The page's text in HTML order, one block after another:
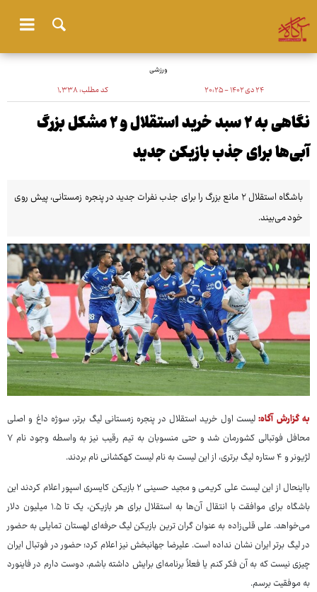
ورزشی
۲۴ دی ۱۴۰۲ - ۲۰:۲۵ کد مطلب:۱٬۳۳۸
نگاهی به ۲ سبد خرید استقلال و ۲ مشکل بزرگ
آبی‌ها برای جذب بازیکن جدید
باشگاه استقلال ۲ مانع بزرگ را برای جذب نفرات جدید در پنجره زمستانی، پیش روی
خود می‌بیند.
به گزارش آگاه:لیست اول خرید استقلال در پنجره زمستانی لیگ برتر، سوژه داغ و اصلی
محافل فوتبالی کشورمان شد و حتی منسوبان به تیم رقیب نیز به واسطه وجود نام ۷
لژیونر و ۴ ستاره لیگ برتری، از این لیست به نام لیست کهکشانی نام بردند.
بااینحال از این لیست علی کریمی و مجید حسینی ۲ بازیکن کایسری اسپور اعلام کردند این
باشگاه برای موافقت با انتقال آن‌ها به استقلال برای هر بازیکن، یک تا ۱.۵ میلیون دلار
می‌خواهد. علی قلی‌زاده به عنوان گران ترین بازیکن لیگ حرفه‌ای لهستان تمایلی به حضور
در لیگ برتر ایران نشان نداده است. علیرضا جهانبخش نیز اعلام کرد؛ حضور در فوتبال ایران
چیزی نیست که به آن فکر کنم یا فعلاً برنامه‌ای برایش داشته باشم، دوست دارم در فاینورد
به موفقیت برسم.